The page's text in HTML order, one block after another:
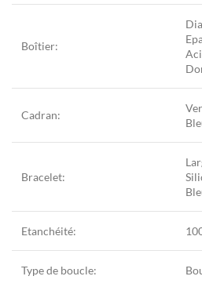
Boîtier:
Cadran:
Bracelet:
Etanchéité:
Type de boucle: